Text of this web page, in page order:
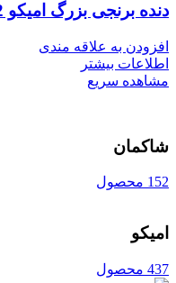
دنده برنجی بزرگ امیکو 5.2
افزودن به علاقه مندی
اطلاعات بیشتر
مشاهده سریع
شاکمان
152 محصول
امیکو
437 محصول